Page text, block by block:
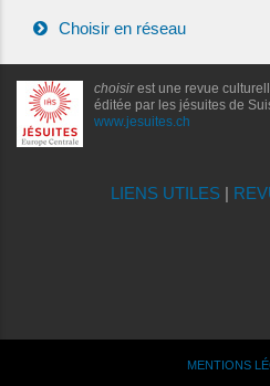
Choisir en réseau
choisirest une revue
éditée par les jésuites de
www.jesuites.ch
LIENS UTILES|
MENTIONS